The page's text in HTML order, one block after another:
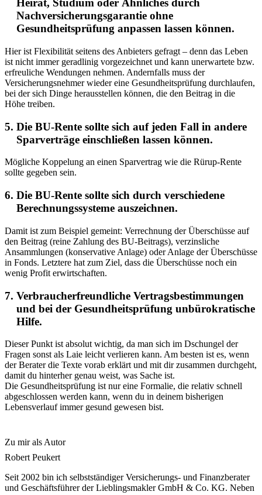
Heirat, Studium oder Ähnliches durch
Nachversicherungsgarantie ohne
Gesundheitsprüfung anpassen lassen können.
Hier ist Flexibilität seitens des Anbieters gefragt – denn das Leben
ist nicht immer geradlinig vorgezeichnet und kann unerwartete bzw.
erfreuliche Wendungen nehmen. Andernfalls muss der
Versicherungsnehmer wieder eine Gesundheitsprüfung durchlaufen,
bei der sich Dinge herausstellen können, die den Beitrag in die
Höhe treiben.
Die BU-Rente sollte sich auf jeden Fall in andere
Sparverträge einschließen lassen können.
Mögliche Koppelung an einen Sparvertrag wie die Rürup-Rente
sollte gegeben sein.
Die BU-Rente sollte sich durch verschiedene
Berechnungssysteme auszeichnen.
Damit ist zum Beispiel gemeint: Verrechnung der Überschüsse auf
den Beitrag (reine Zahlung des BU-Beitrags), verzinsliche
Ansammlungen (konservative Anlage) oder Anlage der Überschüsse
in Fonds. Letztere hat zum Ziel, dass die Überschüsse noch ein
wenig Profit erwirtschaften.
Verbraucherfreundliche Vertragsbestimmungen
und bei der Gesundheitsprüfung unbürokratische
Hilfe.
Dieser Punkt ist absolut wichtig, da man sich im Dschungel der
Fragen sonst als Laie leicht verlieren kann. Am besten ist es, wenn
der Berater die Texte vorab erklärt und mit dir zusammen durchgeht,
damit du hinterher genau weist, was Sache ist.
Die Gesundheitsprüfung ist nur eine Formalie, die relativ schnell
abgeschlossen werden kann, wenn du in deinem bisherigen
Lebensverlauf immer gesund gewesen bist.
Zu mir als Autor
Robert Peukert
Seit 2002 bin ich selbstständiger Versicherungs- und Finanzberater
und Geschäftsführer der Lieblingsmakler GmbH & Co. KG. Neben